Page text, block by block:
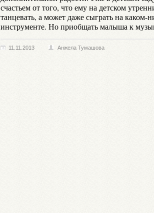
счастьем от того, что ему на детском
танцевать, а может даже сыграть на каком-
инструменте. Но приобщать малыша к
11.11.2013 Анжела Тумашова